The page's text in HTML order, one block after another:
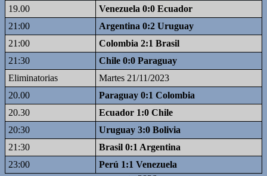
19.00
Venezuela 0:0 Ecuador
21:00
Argentina 0:2 Uruguay
21:00
Colombia 2:1 Brasil
21:30
Chile 0:0 Paraguay
Eliminatorias
Martes 21/11/2023
20.00
Paraguay 0:1 Colombia
20.30
Ecuador 1:0 Chile
20:30
Uruguay 3:0 Bolivia
21:30
Brasil 0:1 Argentina
23:00
Perú 1:1 Venezuela